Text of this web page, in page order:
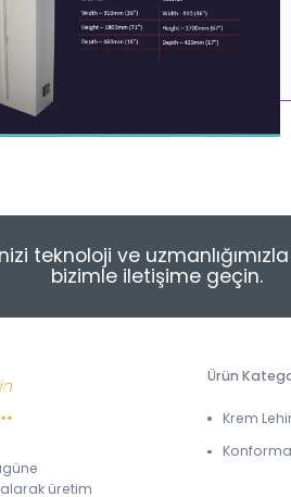
teknoloji ve
bizimle iletişime geçin.
üretim
Ürün
Krem